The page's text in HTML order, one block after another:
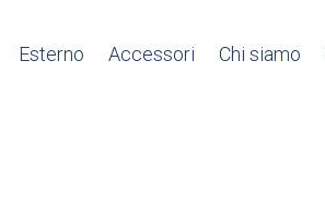
Esterno Accessori Chi siamo